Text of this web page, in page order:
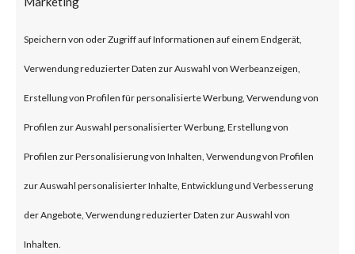
Speichern von oder Zugriff auf Informationen auf einem Endgerät,
Verwendung reduzierter Daten zur Auswahl von Werbeanzeigen,
Erstellung von Profilen für personalisierte Werbung, Verwendung von
Profilen zur Auswahl personalisierter Werbung, Erstellung von
Profilen zur Personalisierung von Inhalten, Verwendung von Profilen
zur Auswahl personalisierter Inhalte, Entwicklung und Verbesserung
der Angebote, Verwendung reduzierter Daten zur Auswahl von
Inhalten.